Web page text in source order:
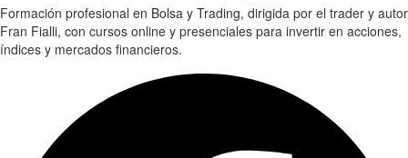
Formación profesional en Bolsa y Trading, dirigida por el trader y autor
Fran Fialli, con cursos online y presenciales para invertir en acciones,
índices y mercados financieros.